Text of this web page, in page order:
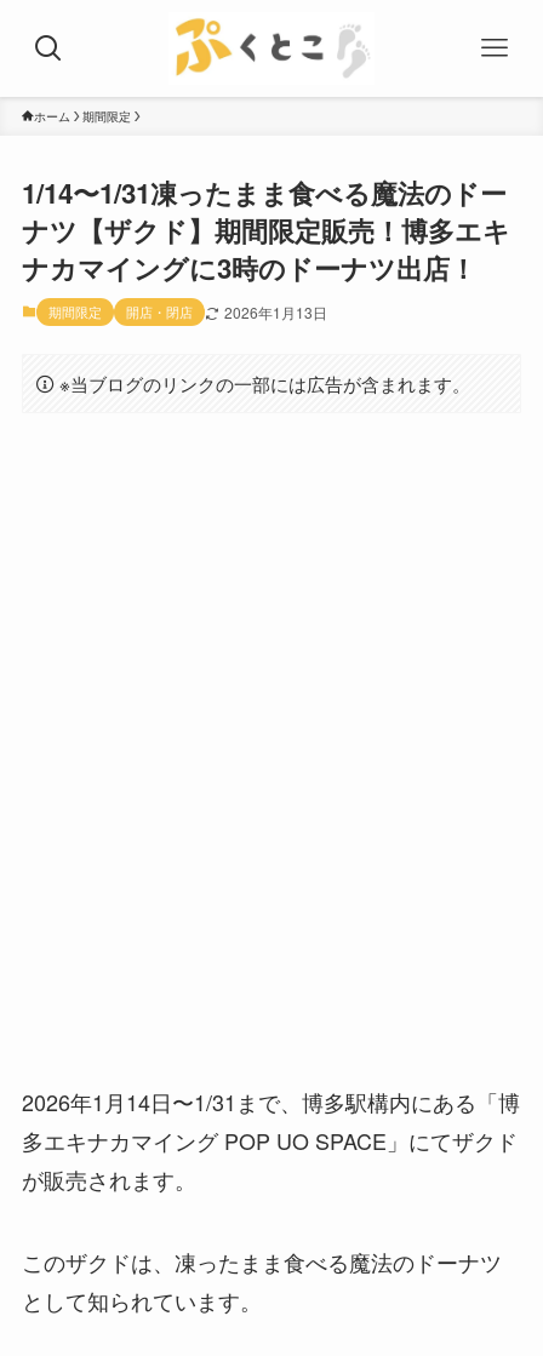
ホーム 期間限定
1/14〜1/31凍ったまま食べる魔法のドー
ナツ【ザクド】期間限定販売！博多エキ
ナカマイングに3時のドーナツ出店！
期間限定 開店・閉店 2026年1月13日
※当ブログのリンクの一部には広告が含まれます。
2026年1月14日〜1/31まで、博多駅構内にある「博
多エキナカマイング POP UO SPACE」にてザクド
が販売されます。
このザクドは、凍ったまま食べる魔法のドーナツ
として知られています。